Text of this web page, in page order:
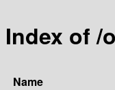
Index of /
Name